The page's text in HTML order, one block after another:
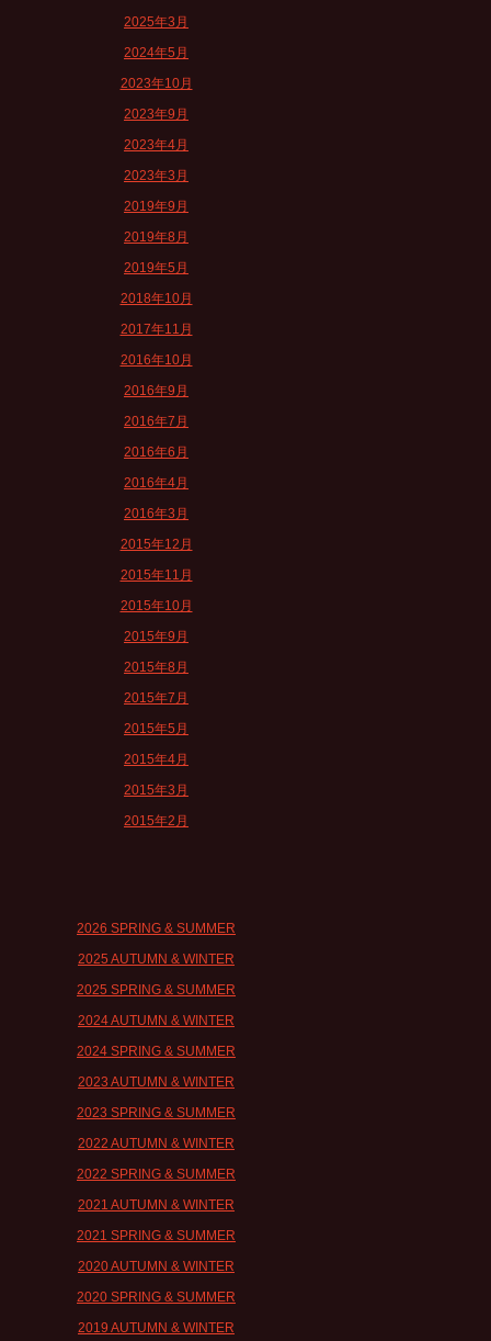
2025年3月
2024年5月
2023年10月
2023年9月
2023年4月
2023年3月
2019年9月
2019年8月
2019年5月
2018年10月
2017年11月
2016年10月
2016年9月
2016年7月
2016年6月
2016年4月
2016年3月
2015年12月
2015年11月
2015年10月
2015年9月
2015年8月
2015年7月
2015年5月
2015年4月
2015年3月
2015年2月
2026 SPRING & SUMMER
2025 AUTUMN & WINTER
2025 SPRING & SUMMER
2024 AUTUMN & WINTER
2024 SPRING & SUMMER
2023 AUTUMN & WINTER
2023 SPRING & SUMMER
2022 AUTUMN & WINTER
2022 SPRING & SUMMER
2021 AUTUMN & WINTER
2021 SPRING & SUMMER
2020 AUTUMN & WINTER
2020 SPRING & SUMMER
2019 AUTUMN & WINTER